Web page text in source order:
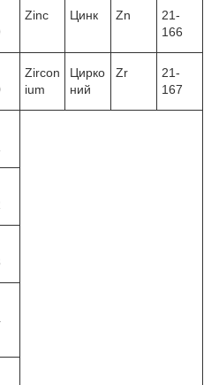
Zinc Цинк Zn
21-
166
Zircon
ium
Цирко
ний
Zr
21-
167